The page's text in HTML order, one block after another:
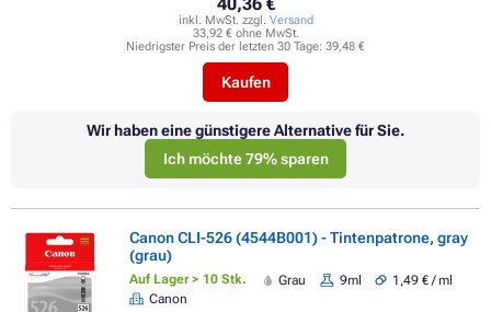
40,36 €
inkl. MwSt. zzgl. Versand
33,92 € ohne MwSt.
Niedrigster Preis der letzten 30 Tage: 39,48 €
Kaufen
Wir haben eine günstigere Alternative für Sie.
Ich möchte 79% sparen
Canon CLI-526 (4544B001) - Tintenpatrone, gray
(grau)
Auf Lager > 10 Stk. Grau 9ml
1,49 € / ml
Canon